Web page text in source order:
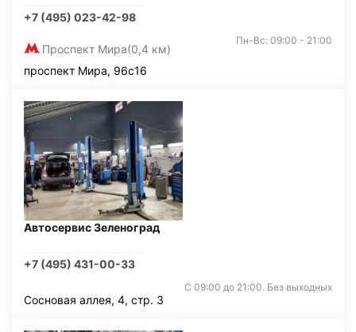
+7 (495) 023-42-98
Проспект Мира(0,4 км)
Пн-Вс: 09:00 - 21:00
проспект Мира, 96с16
Автосервис Зеленоград
+7 (495) 431-00-33
С 09:00 до 21:00. Без выходных
Сосновая аллея, 4, стр. 3